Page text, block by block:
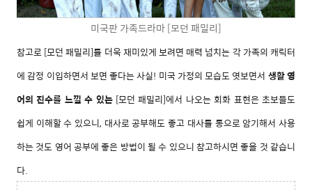
미국판 가족드라마 [모던 패밀리]
참고로[모던 패밀리]를 더욱 재미있게 보려면 매력 넘치는 각 가족의 캐릭터
에 감정 이입하면서 보면 좋다는 사실! 미국 가정의 모습도 엿보면서 생활 영
어의 진수를 느낄 수 있는 [모던 패밀리]에서 나오는회화 표현은 초보들도
쉽게 이해할 수 있으니, 대사로 공부해도 좋고 대사를 통으로 암기해서 사용
하는 것도 영어 공부에 좋은 방법이 될 수 있으니 참고하시면 좋을 것 같습니
다.